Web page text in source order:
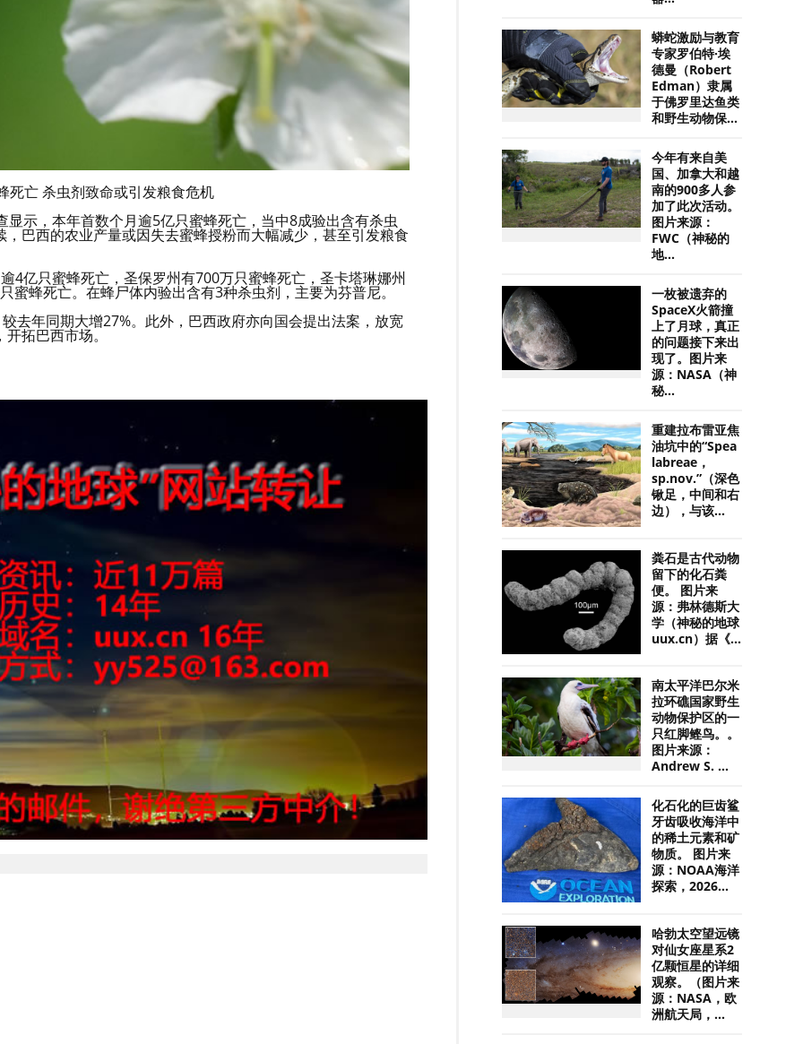
死亡 杀虫剂致命或引发粮食危机
显示，本年首数个月逾5亿只蜜蜂死亡，当中8成验出含有杀虫
巴西的农业产量或因失去蜜蜂授粉而大幅减少，甚至引发粮食
4亿只蜜蜂死亡，圣保罗州有700万只蜜蜂死亡，圣卡塔琳娜州
蜂死亡。在蜂尸体内验出含有3种杀虫剂，主要为芬普尼。
去年同期大增27%。此外，巴西政府亦向国会提出法案，放宽
拓巴西市场。
蟒蛇激励与教育
专家罗伯特·埃
德曼（Robert
Edman）隶属
于佛罗里达鱼类
和野生动物保...
今年有来自美
国、加拿大和越
南的900多人参
加了此次活动。
图片来源：
FWC（神秘的
地...
一枚被遗弃的
SpaceX火箭撞
上了月球，真正
的问题接下来出
现了。图片来
源：NASA（神
秘...
重建拉布雷亚焦
油坑中的“Spea
labreae，
sp.nov.”（深色
锹足，中间和右
边），与该...
粪石是古代动物
留下的化石粪
便。 图片来
源：弗林德斯大
学（神秘的地球
uux.cn）据《...
南太平洋巴尔米
拉环礁国家野生
动物保护区的一
只红脚鲣鸟。。
图片来源：
Andrew S. ...
化石化的巨齿鲨
牙齿吸收海洋中
的稀土元素和矿
物质。 图片来
源：NOAA海洋
探索，2026...
哈勃太空望远镜
对仙女座星系2
亿颗恒星的详细
观察。（图片来
源：NASA，欧
洲航天局，...